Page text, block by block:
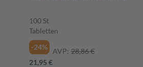
100 St
Tabletten
-24%
AVP: 28,86 €
21,95 €